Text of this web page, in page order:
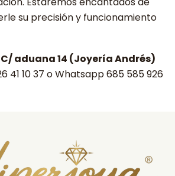
su precisión y funcionamiento
C/ aduana 14 (Joyería Andrés)
41 10 37 o Whatsapp 685 585 926